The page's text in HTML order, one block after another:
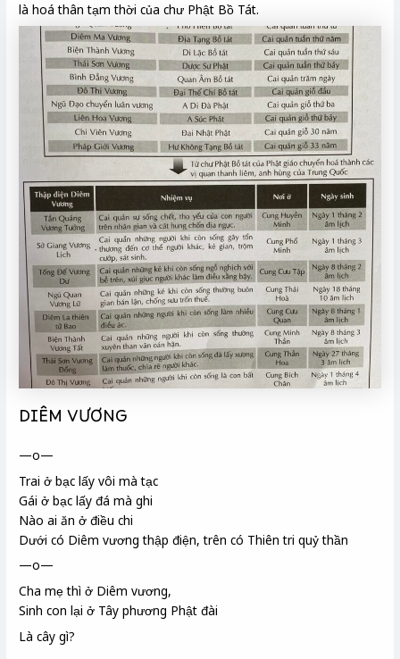
là hoá thân tạm thời của chư Phật Bồ Tát.
DIÊM VƯƠNG
—o—
Trai ở bạc lấy vôi mà tạc
Gái ở bạc lấy đá mà ghi
Nào ai ăn ở điều chi
Dưới có Diêm vương thập điện, trên có Thiên tri quỷ thần
—o—
Cha mẹ thì ở Diêm vương,
Sinh con lại ở Tây phương Phật đài
Là cây gì?